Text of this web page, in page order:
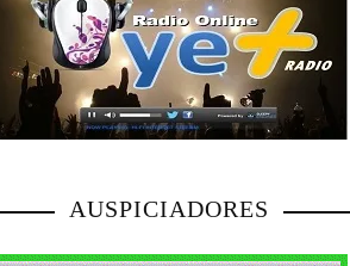
AUSPICIADORES